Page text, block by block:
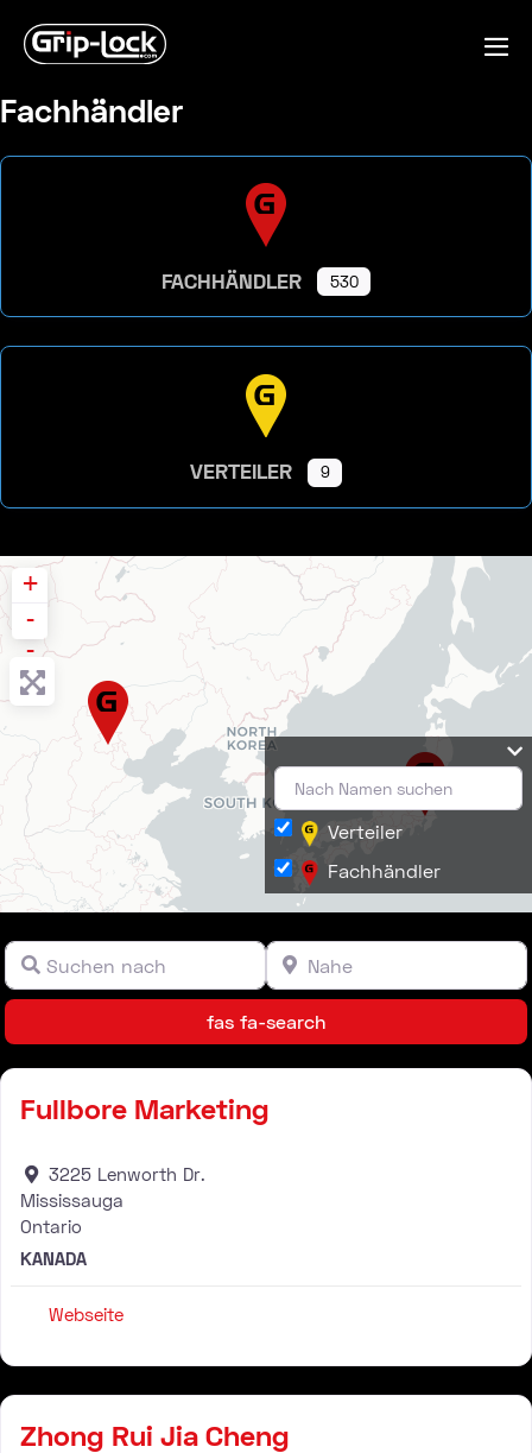
Inhalt
Fachhändler
FACHHÄNDLER 530
VERTEILER 9
+
-
-
Flugblatt| ©OpenStreetMapMitwirkende ©CARTO
Verteiler
Fachhändler
Suchen nach
Feld Zurücksetzen NaheFeld Zurücksetzen
fas fa-searchfas fa-search
Fullbore Marketing
3225 Lenworth Dr.
Mississauga
Ontario
KANADA
Webseite
Zhong Rui Jia Cheng